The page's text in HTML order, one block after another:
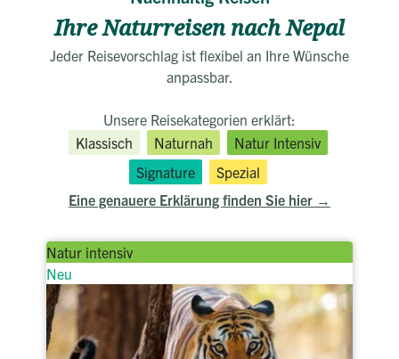
Ihre Naturreisen nach Nepal
Jeder Reisevorschlag ist flexibel an Ihre Wünsche
anpassbar.
Unsere Reisekategorien erklärt:
Klassisch
Naturnah
Natur Intensiv
Signature
Spezial
Eine genauere Erklärung finden Sie hier
Natur intensiv
Neu